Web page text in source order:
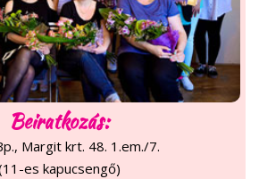
Beiratkozás:
Margit krt. 48. 1.em./7.
es kapucsengő)